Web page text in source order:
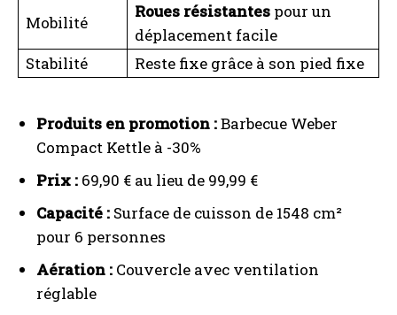
Mobilité
Roues résistantes pour un
déplacement facile
Stabilité
Reste fixe grâce à son pied fixe
Produits en promotion :Barbecue Weber
Compact Kettle à -30%
Prix : 69,90 € au lieu de 99,99 €
Capacité : Surface de cuisson de 1548 cm²
pour 6 personnes
Aération : Couvercle avec ventilation
réglable